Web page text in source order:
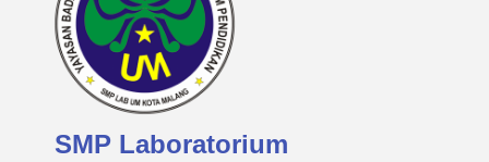
SMP Laboratorium